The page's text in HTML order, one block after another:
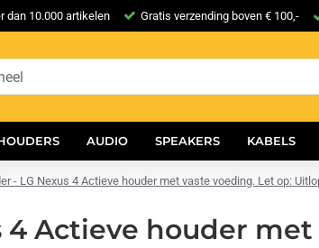
dan 10.000 artikelen Gratis verzending boven € 100,-
AUDIO SPEAKERS KABELS
- LG Nexus 4 Actieve houder met vaste voeding. Let op:
4 Actieve houder